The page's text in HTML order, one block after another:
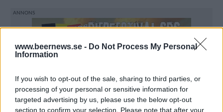
www.beernews.se - Do Not Process My Personal
Information
If you wish to opt-out of the sale, sharing to third parties, or
processing of your personal or sensitive information for
targeted advertising by us, please use the below opt-out
section to confirm your selection. Please note that after your